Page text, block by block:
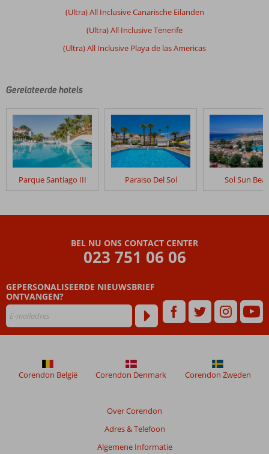
Sol
Beoordelingen
die
ouder
zijn
48
weergegeven
relevantie
van
de
getoonde
Meer
info
(Ultra) All Inclusive Canarische Eilanden
(Ultra) All Inclusive Tenerife
(Ultra) All Inclusive Playa de las Americas
Gerelateerde hotels
Parque Santiago III Paraiso Del Sol Sol Sun
BEL NU ONS CONTACT CENTER
023 751 06 06
GEPERSONALISEERDE NIEUWSBRIEF
ONTVANGEN?
Over Corendon
Adres & Telefoon
Algemene Informatie
Corendon België Corendon Denmark Corendon Zweden